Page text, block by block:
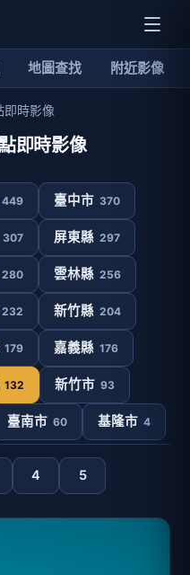
地圖查找 附近影像
即時影像
即時影像
449 臺中市 370
307 屏東縣 297
280 雲林縣 256
232 新竹縣 204
179 嘉義縣 176
132 新竹市 93
臺南市 60 基隆市 4
4 5